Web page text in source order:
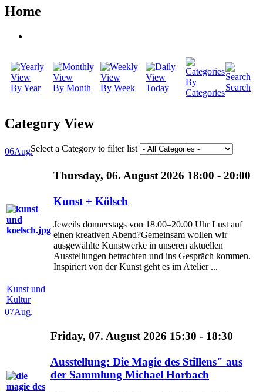
Home
By Year By Month By Week Today
By
Categories
Search
Category View
Select a Category to filter list
06Aug.
Thursday, 06. August 2026 18:00 - 20:00
Kunst + Kölsch
Jeweils donnerstags von 18.00–20.00 Uhr Lust auf
einen kreativen Abend?Gemeinsam wollen wir
ausgewählte Kunstwerke in unseren aktuellen
Ausstellungen betrachten und ins Gespräch kommen.
Inspiriert von der Kunst geht es im Atelier ...
Kunst und
Kultur
07Aug.
Friday, 07. August 2026 15:30 - 18:30
Ausstellung: Die Magie des Stillens" aus
der Sammlung Michael Horbach